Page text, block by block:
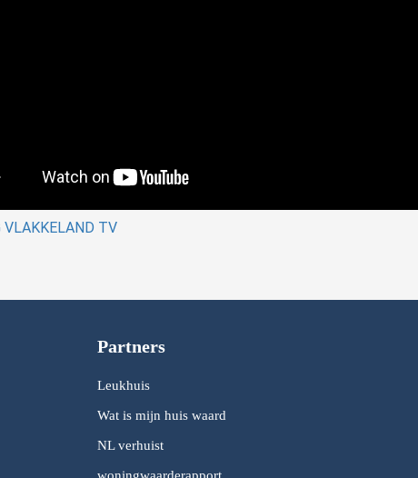
VLAKKELAND TV
Partners
Leukhuis
Wat is mijn huis waard
NL verhuist